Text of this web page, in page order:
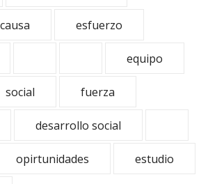
esfuerzo
equipo
social fuerza
desarrollo social
opirtunidades estudio